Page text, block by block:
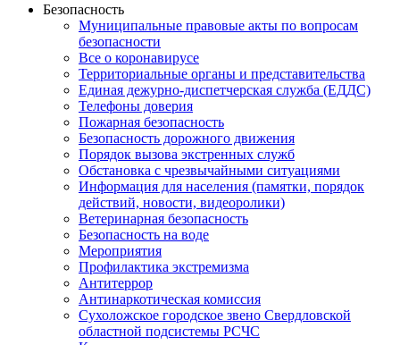
Безопасность
Муниципальные правовые акты по вопросам
безопасности
Все о коронавирусе
Территориальные органы и представительства
Единая дежурно-диспетчерская служба (ЕДДС)
Телефоны доверия
Пожарная безопасность
Безопасность дорожного движения
Порядок вызова экстренных служб
Обстановка с чрезвычайными ситуациями
Информация для населения (памятки, порядок
действий, новости, видеоролики)
Ветеринарная безопасность
Безопасность на воде
Мероприятия
Профилактика экстремизма
Антитеррор
Антинаркотическая комиссия
Сухоложское городское звено Свердловской
областной подсистемы РСЧС